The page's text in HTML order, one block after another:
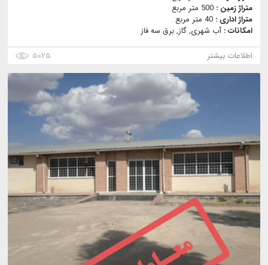
متراژ زمین : 500 متر مربع
متراژ اداری : 40 متر مربع
امکانات :آب شهری, گاز, برق سه فاز
اطلاعات بیشتر
۵۰۲۵